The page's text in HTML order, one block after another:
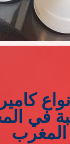
كاميرات
المحلات